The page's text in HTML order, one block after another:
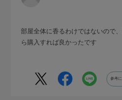
部屋全体に香るわけではないので
ら購入すれば良かったです
参考